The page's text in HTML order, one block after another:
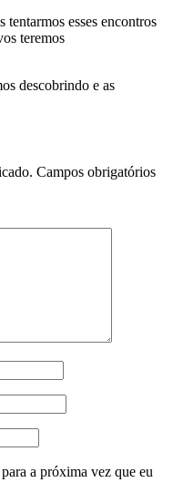
tentarmos esses encontros
teremos
descobrindo e as
Campos obrigatórios
a próxima vez que eu